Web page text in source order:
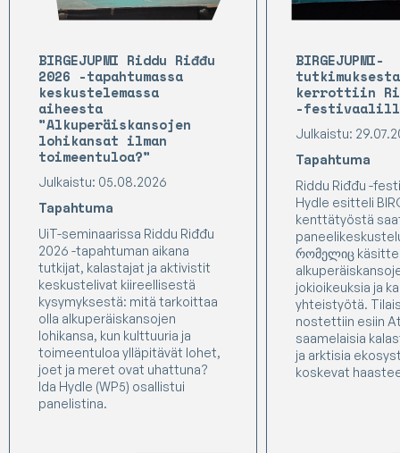
BIRGEJUPMI Riddu Riđđu
2026 -tapahtumassa
keskustelemassa
aiheesta
”Alkuperäiskansojen
lohikansat ilman
toimeentuloa?”
Julkaistu: 05.08.2026
Tapahtuma
UiT-seminaarissa Riddu Riđđu
2026 -tapahtuman aikana
tutkijat, kalastajat ja aktivistit
keskustelivat kiireellisestä
kysymyksestä: mitä tarkoittaa
olla alkuperäiskansojen
lohikansa, kun kulttuuria ja
toimeentuloa ylläpitävät lohet,
joet ja meret ovat uhattuna?
Ida Hydle (WP5) osallistui
panelistina.
BIRGEJUPMI-
tutkimuksesta
kerrottiin
-
Julkaistu:
Tapahtuma
Riddu Riđđu -
Hydle esitteli
kenttätyöstä
რომელიც
jokioikeuksia ja
yhteistyötä.
nostettiin esiin
saamelaisia
ja arktisia
koskevat